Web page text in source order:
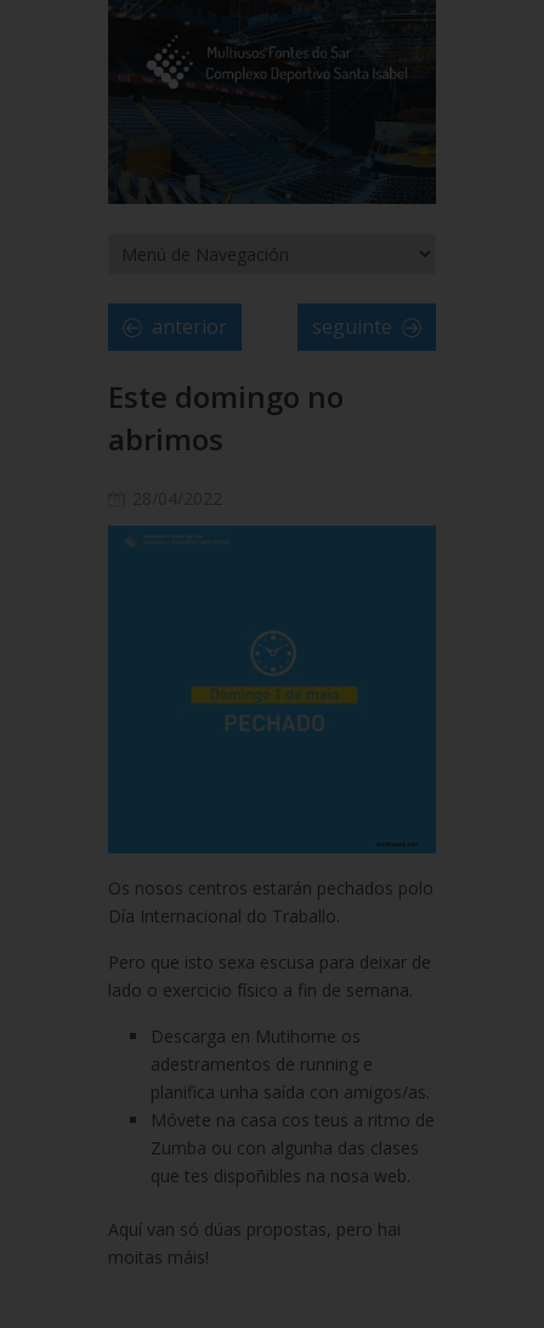
anterior seguinte
Este domingo no
abrimos
Os nosos centros estarán pechados polo
Día Internacional do Traballo.
Pero que isto sexa escusa para deixar de
lado o exercicio físico a fin de semana.
Descarga en Mutihome os
adestramentos de running e
planifica unha saída con amigos/as.
Móvete na casa cos teus a ritmo de
Zumba ou con algunha das clases
que tes dispoñibles na nosa web.
Aquí van só dúas propostas, pero hai
moitas máis!